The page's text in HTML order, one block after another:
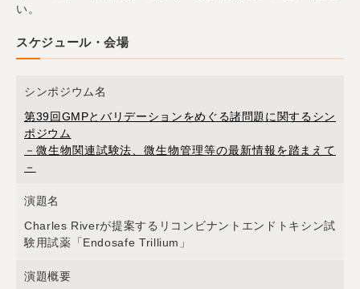
い。
スケジュール・会場
シンポジウム名
第39回GMPとバリデーションをめぐる諸問題に関するシン
ポジウム
－微生物関連試験法、微生物管理等の最新情報を踏まえて
－
演題名
Charles Riverが提案するリコンビナントエンドトキシン試
験用試薬「Endosafe Trillium」
演題概要